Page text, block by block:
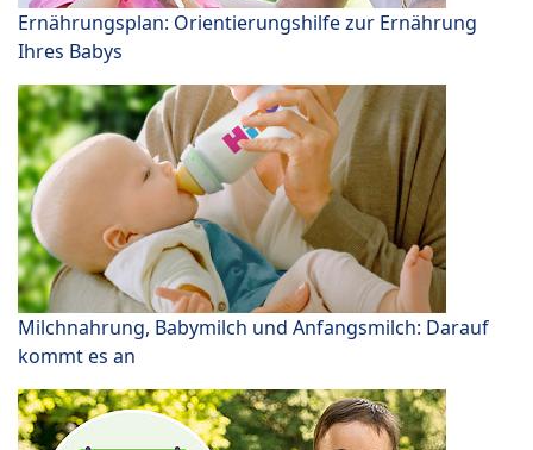
Ernährungsplan: Orientierungshilfe zur Ernährung
Ihres Babys
Milchnahrung, Babymilch und Anfangsmilch: Darauf
kommt es an